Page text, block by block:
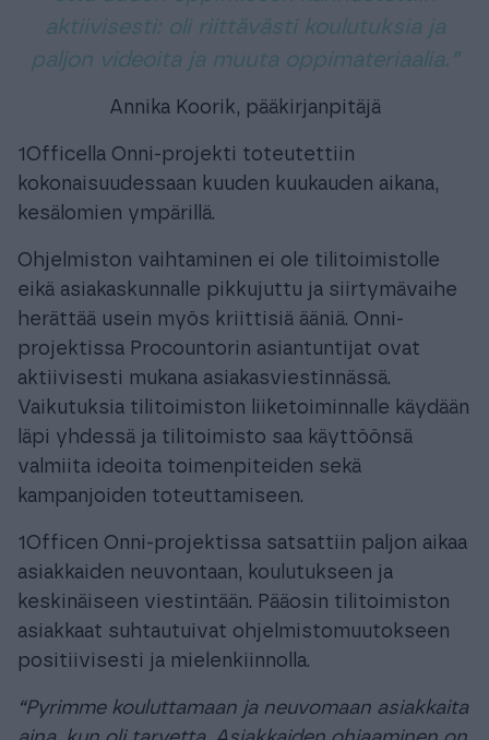
aktiivisesti: oli riittävästi koulutuksia ja
paljon videoita ja muuta oppimateriaalia.”
Annika Koorik, pääkirjanpitäjä
1Officella Onni-projekti toteutettiin
kokonaisuudessaan kuuden kuukauden aikana,
kesälomien ympärillä.
Ohjelmiston vaihtaminen ei ole tilitoimistolle
eikä asiakaskunnalle pikkujuttu ja siirtymävaihe
herättää usein myös kriittisiä ääniä. Onni-
projektissa Procountorin asiantuntijat ovat
aktiivisesti mukana asiakasviestinnässä.
Vaikutuksia tilitoimiston liiketoiminnalle käydään
läpi yhdessä ja tilitoimisto saa käyttöönsä
valmiita ideoita toimenpiteiden sekä
kampanjoiden toteuttamiseen.
1Officen Onni-projektissa satsattiin paljon aikaa
asiakkaiden neuvontaan, koulutukseen ja
keskinäiseen viestintään. Pääosin tilitoimiston
asiakkaat suhtautuivat ohjelmistomuutokseen
positiivisesti ja mielenkiinnolla.
“Pyrimme kouluttamaan ja neuvomaan asiakkaita